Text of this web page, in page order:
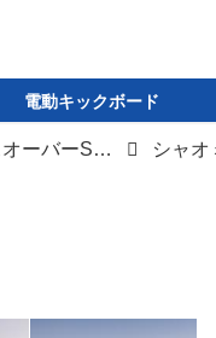
電動キックボード
シャオミがクロスオーバーSUV「YU7」を電撃公開。その先にはEREVのSUVミニバン登場も控える シャオ